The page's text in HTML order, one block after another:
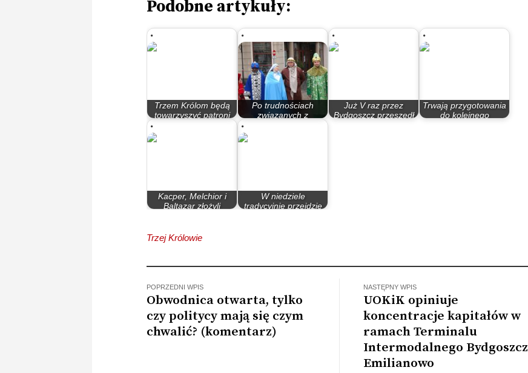
Podobne artykuły:
Trzem Królom będą
towarzyszyć patroni
Po trudnościach
związanych z
pandemią Bydgoski…
Już V raz przez
Bydgoszcz przeszedł
Trwają przygotowania
do kolejnego
Kacper, Melchior i
Baltazar złożyli
W niedziele
tradycyjnie przejdzie
Trzej Królowie
POPRZEDNI WPIS
Obwodnica otwarta, tylko
czy politycy mają się czym
chwalić? (komentarz)
NASTĘPNY WPIS
UOKiK opiniuje
koncentracje kapitałów w
ramach Terminalu
Intermodalnego Bydgoszcz
Emilianowo